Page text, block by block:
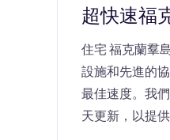
超快速福
住宅 福克蘭羣
設施和先進的
最佳速度。我
天更新，以提